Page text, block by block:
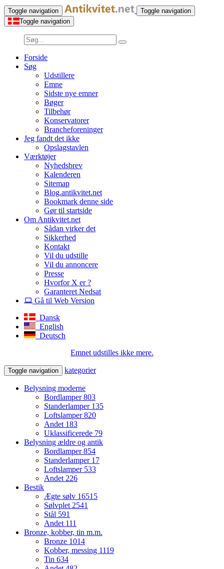
Toggle navigation
Toggle navigation
Toggle navigation
Forside
Søg
Udstillere
Emne
Sidste nye emner
Bøger
Tilbehør
Konservatorer
Brancheforeninger
Jeg fandt det ikke
Opslagstavlen
Værktøjer
Nyhedsbrev
Kalenderen
Sitemap
Blog.antikvitet.net
Bookmark denne side
Gør til startside
Om Antikvitet.net
Sådan virker det
Sikkerhed
Kontakt
Vil du udstille
Vil du annoncere
Presse
Hvorfor X er ?
Garanteret Nedsat
Gå til Web Version
Dansk
English
Deutsch
Emnet udstilles ikke mere.
Toggle navigation kategorier
Belysning moderne
Bordlamper803
Standerlamper 135
Loftslamper820
Andet 183
Uklassificerede 79
Belysning ældre og antik
Bordlamper854
Standerlamper 17
Loftslamper 533
Andet 226
Bestik
Ægte sølv 16515
Sølvplet 2541
Stål 591
Andet 111
Bronze, kobber, tin m.m.
Bronze 1014
Kobber, messing 1119
Tin 634